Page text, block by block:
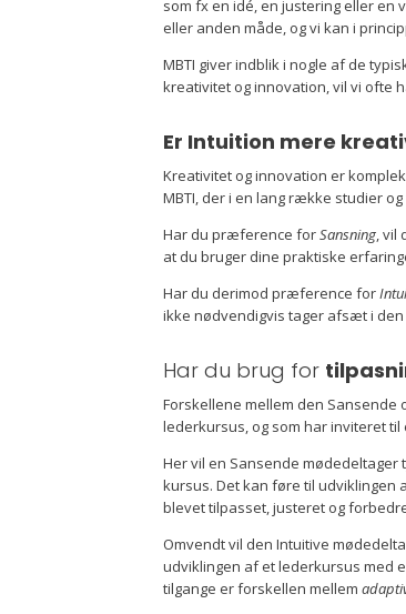
som fx en idé, en justering eller en
eller anden måde, og vi kan i
MBTI giver indblik i nogle af de
kreativitet og innovation, vil vi ofte
Er Intuition mere
Kreativitet og innovation er
MBTI, der i en lang række studier
Har du præference forSansning, vil
at du bruger dine praktiske
Har du derimod præference for
ikke nødvendigvis tager afsæt i
Har du brug for
Forskellene mellem den Sansende
lederkursus, og som har inviteret til
Her vil en Sansende
kursus. Det kan føre til udviklingen
blevet tilpasset, justeret og
Omvendt vil den Intuitive
udviklingen af et lederkursus med
tilgange er forskellen mellem